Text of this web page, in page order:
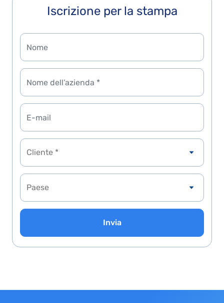
Iscrizione per la stampa
Cliente *
Invia